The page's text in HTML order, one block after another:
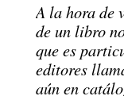
A la hora de
de un libro
que es
editores
aún en